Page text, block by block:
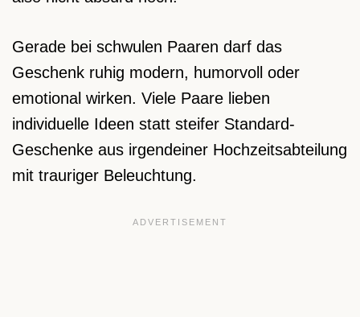
Gerade bei schwulen Paaren darf das
Geschenk ruhig modern, humorvoll oder
emotional wirken. Viele Paare lieben
individuelle Ideen statt steifer Standard-
Geschenke aus irgendeiner Hochzeitsabteilung
mit trauriger Beleuchtung.